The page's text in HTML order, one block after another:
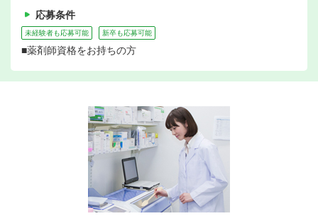
応募条件
未経験者も応募可能 新卒も応募可能
■薬剤師資格をお持ちの方